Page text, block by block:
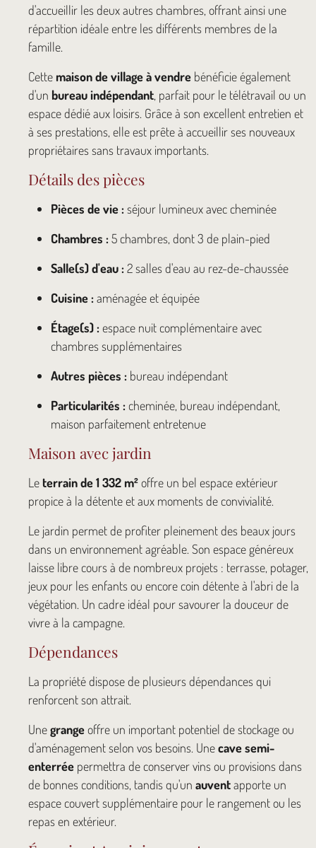
d'accueillir les deux autres chambres, offrant ainsi une
répartition idéale entre les différents membres de la
famille.
Cette maison de village à vendre bénéficie également
d'un bureau indépendant, parfait pour le télétravail ou un
espace dédié aux loisirs. Grâce à son excellent entretien et
à ses prestations, elle est prête à accueillir ses nouveaux
propriétaires sans travaux importants.
Détails des pièces
Pièces de vie :séjour lumineux avec cheminée
Chambres :5 chambres, dont 3 de plain-pied
Salle(s) d'eau :2 salles d'eau au rez-de-chaussée
Cuisine :aménagée et équipée
Étage(s) :espace nuit complémentaire avec
chambres supplémentaires
Autres pièces : bureau indépendant
Particularités : cheminée, bureau indépendant,
maison parfaitement entretenue
Maison avec jardin
Leterrain de 1 332 m²offre un bel espace extérieur
propice à la détente et aux moments de convivialité.
Le jardin permet de profiter pleinement des beaux jours
dans un environnement agréable. Son espace généreux
laisse libre cours à de nombreux projets : terrasse, potager,
jeux pour les enfants ou encore coin détente à l'abri de la
végétation. Un cadre idéal pour savourer la douceur de
vivre à la campagne.
Dépendances
La propriété dispose de plusieurs dépendances qui
renforcent son attrait.
Unegrangeoffre un important potentiel de stockage ou
d'aménagement selon vos besoins. Unecave semi-
enterrée permettra de conserver vins ou provisions dans
de bonnes conditions, tandis qu'un auventapporte un
espace couvert supplémentaire pour le rangement ou les
repas en extérieur.